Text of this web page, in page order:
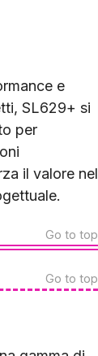
e
SL629+ si
per
il valore nel
Go to top
Go to top